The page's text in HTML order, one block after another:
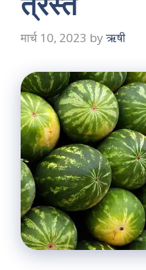
मार्च 10, 2023 byऋषी